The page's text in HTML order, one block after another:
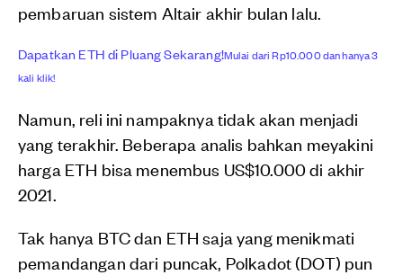
pembaruan sistem Altair akhir bulan lalu.
Dapatkan ETH di Pluang Sekarang!Mulai dari Rp10.000 dan hanya 3
kali klik!
Namun, reli ini nampaknya tidak akan menjadi
yang terakhir. Beberapa analis bahkan meyakini
harga ETH bisa menembus US$10.000 di akhir
2021.
Tak hanya BTC dan ETH saja yang menikmati
pemandangan dari puncak, Polkadot (DOT) pun